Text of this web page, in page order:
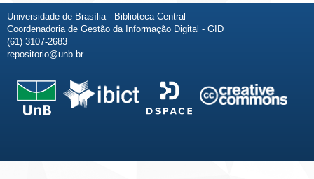
Universidade de Brasília - Biblioteca Central
Coordenadoria de Gestão da Informação Digital - GID
(61) 3107-2683
repositorio@unb.br